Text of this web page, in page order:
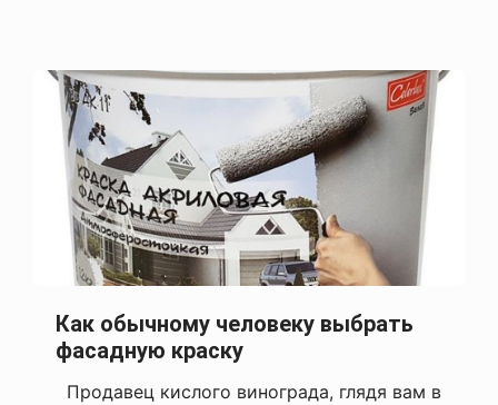
Как обычному человеку выбрать
фасадную краску
Продавец кислого винограда, глядя вам в